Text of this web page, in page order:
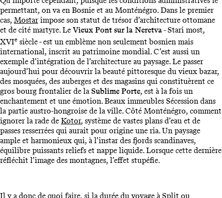
permettant, on va en Bosnie et au Monténégro. Dans le premier
cas, Mostarimpose son statut de trésor d’architecture ottomane
et de cité martyre. Le Vieux Pont sur la Neretva- Stari most,
XVIe siècle - est un emblème non seulement bosnien mais
international, inscrit au patrimoine mondial. C’est aussi un
exemple d’intégration de l’architecture au paysage. Le passer
aujourd’hui pour découvrir la beauté pittoresque du vieux bazar,
des mosquées, des auberges et des magasins qui constituèrent ce
gros bourg frontalier de laSublime Porte, est à la fois un
enchantement et une émotion. Beaux immeubles Sécession dans
la partie austro-hongroise de la ville. Côté Monténégro, comment
ignorer la rade de Kotor, système de vastes plans d’eau et de
passes resserrées qui aurait pour origine une ria. Un paysage
ample et harmonieux qui, à l’instar des fjords scandinaves,
équilibre puissants reliefs et nappe liquide. Lorsque cette dernière
réfléchit l’image des montagnes, l’effet stupéfie.
Il y a donc de quoi faire, si la durée du voyage à Split ou